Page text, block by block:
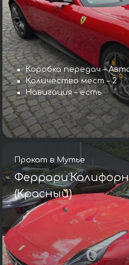
Коробка передач –
Количество мест – 2
Навигация – есть
Прокат в Мутье
Феррари
(Красный)